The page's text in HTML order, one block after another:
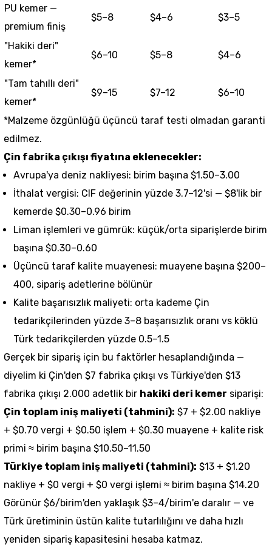
PU kemer —
premium finiş
$5–8 $4–6 $3–5
"Hakiki deri"
kemer*
$6–10 $5–8 $4–6
"Tam tahıllı deri"
kemer*
$9–15 $7–12 $6–10
*Malzeme özgünlüğü üçüncü taraf testi olmadan garanti
edilmez.
Çin fabrika çıkışı fiyatına eklenecekler:
Avrupa'ya deniz nakliyesi: birim başına $1.50–3.00
İthalat vergisi: CIF değerinin yüzde 3.7–12'si — $8'lik bir
kemerde $0.30–0.96 birim
Liman işlemleri ve gümrük: küçük/orta siparişlerde birim
başına $0.30–0.60
Üçüncü taraf kalite muayenesi: muayene başına $200–
400, sipariş adetlerine bölünür
Kalite başarısızlık maliyeti: orta kademe Çin
tedarikçilerinden yüzde 3–8 başarısızlık oranı vs köklü
Türk tedarikçilerden yüzde 0.5–1.5
Gerçek bir sipariş için bu faktörler hesaplandığında —
diyelim ki Çin'den $7 fabrika çıkışı vs Türkiye'den $13
fabrika çıkışı 2.000 adetlik bir hakiki deri kemer siparişi:
Çin toplam iniş maliyeti (tahmini): $7 + $2.00 nakliye
+ $0.70 vergi + $0.50 işlem + $0.30 muayene + kalite risk
primi ≈ birim başına $10.50–11.50
Türkiye toplam iniş maliyeti (tahmini): $13 + $1.20
nakliye + $0 vergi + $0 vergi işlemi ≈ birim başına $14.20
Görünür $6/birim'den yaklaşık $3–4/birim'e daralır — ve
Türk üretiminin üstün kalite tutarlılığını ve daha hızlı
yeniden sipariş kapasitesini hesaba katmaz.